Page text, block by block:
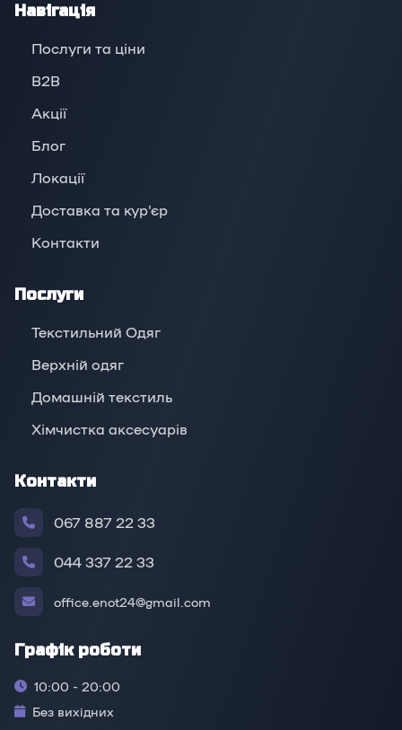
Навігація
Послуги та ціни
B2B
Акції
Блог
Локації
Доставка та кур'єр
Контакти
Послуги
Текстильний Одяг
Верхній oдяг
Домашній текстиль
Хімчистка аксесуарів
Контакти
067 887 22 33
044 337 22 33
office.enot24@gmail.com
Графік роботи
10:00 - 20:00
Без вихідних